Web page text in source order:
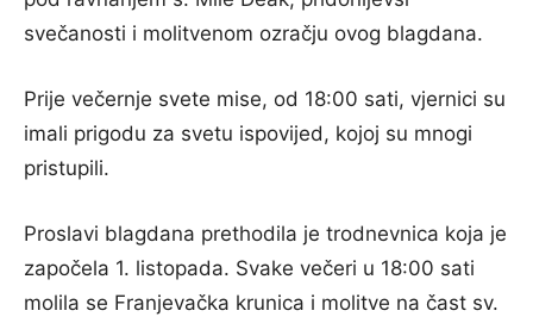
svečanosti i molitvenom ozračju ovog blagdana.
Prije večernje svete mise, od 18:00 sati, vjernici su
imali prigodu za svetu ispovijed, kojoj su mnogi
pristupili.
Proslavi blagdana prethodila je trodnevnica koja je
započela 1. listopada. Svake večeri u 18:00 sati
molila se Franjevačka krunica i molitve na čast sv.